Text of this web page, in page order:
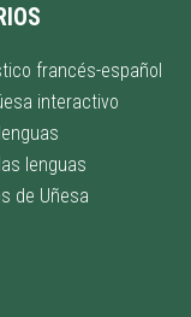
francés-español
interactivo
lenguas
de Uñesa